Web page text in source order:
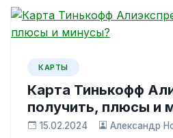
КАРТЫ
Карта Тинькофф
получить, плюсы и
15.02.2024 Александр